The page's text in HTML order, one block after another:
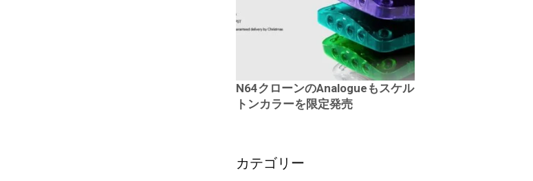
N64クローンのAnalogueもスケル
トンカラーを限定発売
カテゴリー